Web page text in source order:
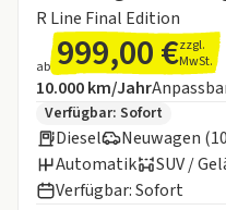
R Line Final Edition
ab 999,00 €zzgl.
MwSt.
Angebotsdetails:
Inklusive Laufleistung
10.000 km/Jahr
Zusätzliche
Verfügbar: Sofort
Diesel Neuwagen
Automatik
SUV /
Verfügbar: Sofort